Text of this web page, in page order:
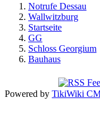
Notrufe Dessau
Wallwitzburg
Startseite
GG
Schloss Georgium
Bauhaus
Powered by TikiWiki